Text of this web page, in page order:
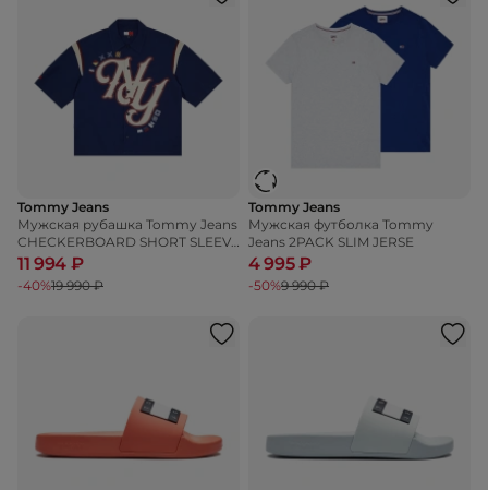
Tommy Jeans
Мужская рубашка Tommy Jeans
CHECKERBOARD SHORT SLEEVE
TWILL SHIRT
11 994 ₽
-40%19 990 ₽
Tommy Jeans
Мужская футболка Tommy
Jeans 2PACK SLIM JERSE
4 995 ₽
-50%9 990 ₽